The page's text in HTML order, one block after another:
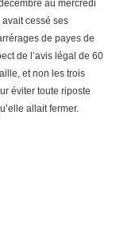
au mercredi
cessé ses
de payes de
de l’avis légal de 60
et non les trois
éviter toute riposte
allait fermer.